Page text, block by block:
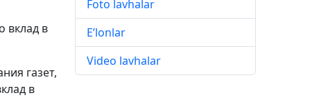
вклад в
газет,
в
Foto lavhalar
E’lonlar
Video lavhalar